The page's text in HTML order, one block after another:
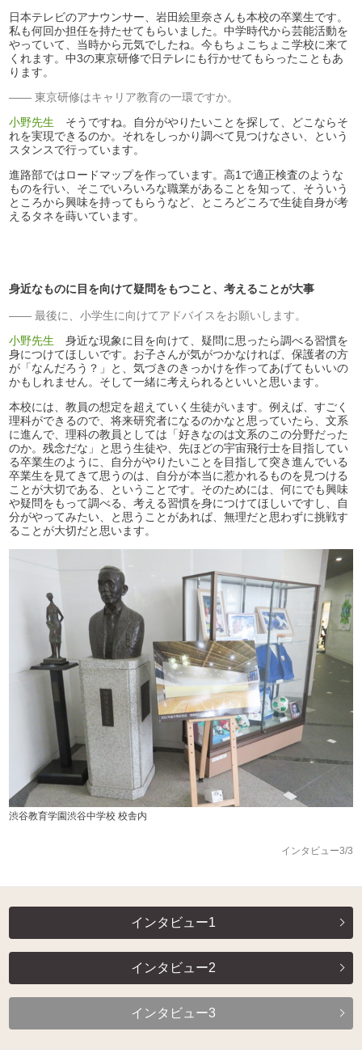
日本テレビのアナウンサー、岩田絵里奈さんも本校の卒業生です。
私も何回か担任を持たせてもらいました。中学時代から芸能活動を
やっていて、当時から元気でしたね。今もちょこちょこ学校に来て
くれます。中3の東京研修で日テレにも行かせてもらったこともあ
ります。
東京研修はキャリア教育の一環ですか。
小野先生 そうですね。自分がやりたいことを探して、どこならそ
れを実現できるのか。それをしっかり調べて見つけなさい、という
スタンスで行っています。
進路部ではロードマップを作っています。高1で適正検査のような
ものを行い、そこでいろいろな職業があることを知って、そういう
ところから興味を持ってもらうなど、ところどころで生徒自身が考
えるタネを蒔いています。
身近なものに目を向けて疑問をもつこと、考えることが大事
最後に、小学生に向けてアドバイスをお願いします。
小野先生 身近な現象に目を向けて、疑問に思ったら調べる習慣を
身につけてほしいです。お子さんが気がつかなければ、保護者の方
が「なんだろう？」と、気づきのきっかけを作ってあげてもいいの
かもしれません。そして一緒に考えられるといいと思います。
本校には、教員の想定を超えていく生徒がいます。例えば、すごく
理科ができるので、将来研究者になるのかなと思っていたら、文系
に進んで、理科の教員としては「好きなのは文系のこの分野だった
のか。残念だな」と思う生徒や、先ほどの宇宙飛行士を目指してい
る卒業生のように、自分がやりたいことを目指して突き進んでいる
卒業生を見てきて思うのは、自分が本当に惹かれるものを見つける
ことが大切である、ということです。そのためには、何にでも興味
や疑問をもって調べる、考える習慣を身につけてほしいですし、自
分がやってみたい、と思うことがあれば、無理だと思わずに挑戦す
ることが大切だと思います。
渋谷教育学園渋谷中学校 校舎内
インタビュー3/3
インタビュー1
インタビュー2
インタビュー3